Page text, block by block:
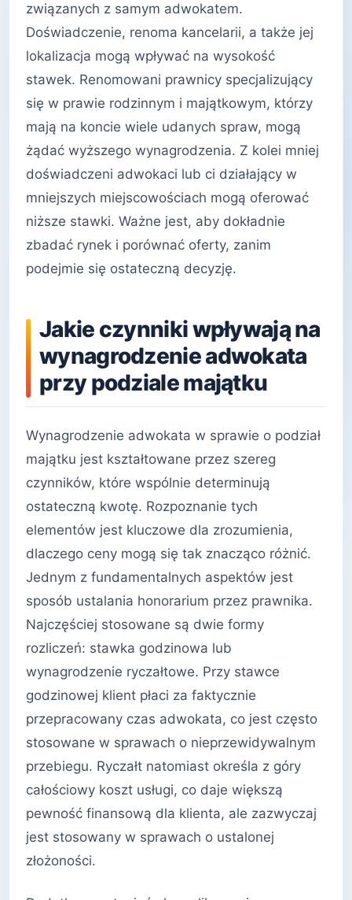
związanych z samym adwokatem.
Doświadczenie, renoma kancelarii, a także jej
lokalizacja mogą wpływać na wysokość
stawek. Renomowani prawnicy specjalizujący
się w prawie rodzinnym i majątkowym, którzy
mają na koncie wiele udanych spraw, mogą
żądać wyższego wynagrodzenia. Z kolei mniej
doświadczeni adwokaci lub ci działający w
mniejszych miejscowościach mogą oferować
niższe stawki. Ważne jest, aby dokładnie
zbadać rynek i porównać oferty, zanim
podejmie się ostateczną decyzję.
Jakie czynniki wpływają na
wynagrodzenie adwokata
przy podziale majątku
Wynagrodzenie adwokata w sprawie o podział
majątku jest kształtowane przez szereg
czynników, które wspólnie determinują
ostateczną kwotę. Rozpoznanie tych
elementów jest kluczowe dla zrozumienia,
dlaczego ceny mogą się tak znacząco różnić.
Jednym z fundamentalnych aspektów jest
sposób ustalania honorarium przez prawnika.
Najczęściej stosowane są dwie formy
rozliczeń: stawka godzinowa lub
wynagrodzenie ryczałtowe. Przy stawce
godzinowej klient płaci za faktycznie
przepracowany czas adwokata, co jest często
stosowane w sprawach o nieprzewidywalnym
przebiegu. Ryczałt natomiast określa z góry
całościowy koszt usługi, co daje większą
pewność finansową dla klienta, ale zazwyczaj
jest stosowany w sprawach o ustalonej
złożoności.